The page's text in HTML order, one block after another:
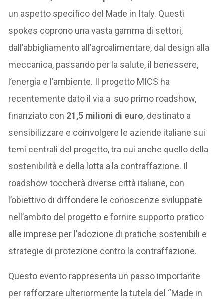
un aspetto specifico del Made in Italy. Questi
spokes coprono una vasta gamma di settori,
dall’abbigliamento all’agroalimentare, dal design alla
meccanica, passando per la salute, il benessere,
l’energia e l’ambiente. Il progetto MICS ha
recentemente dato il via al suo primo roadshow,
finanziato con 21,5 milioni di euro, destinato a
sensibilizzare e coinvolgere le aziende italiane sui
temi centrali del progetto, tra cui anche quello della
sostenibilità e della lotta alla contraffazione. Il
roadshow toccherà diverse città italiane, con
l’obiettivo di diffondere le conoscenze sviluppate
nell’ambito del progetto e fornire supporto pratico
alle imprese per l’adozione di pratiche sostenibili e
strategie di protezione contro la contraffazione.
Questo evento rappresenta un passo importante
per rafforzare ulteriormente la tutela del “Made in